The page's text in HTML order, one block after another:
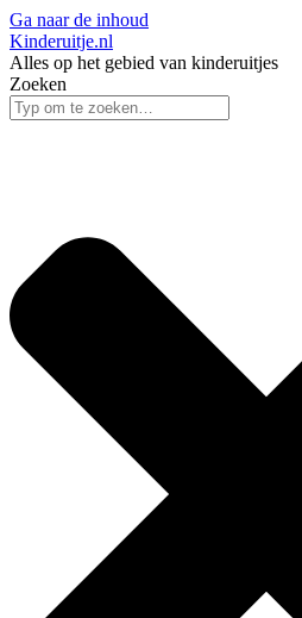
Ga naar de inhoud
Kinderuitje.nl
Alles op het gebied van kinderuitjes
Zoeken